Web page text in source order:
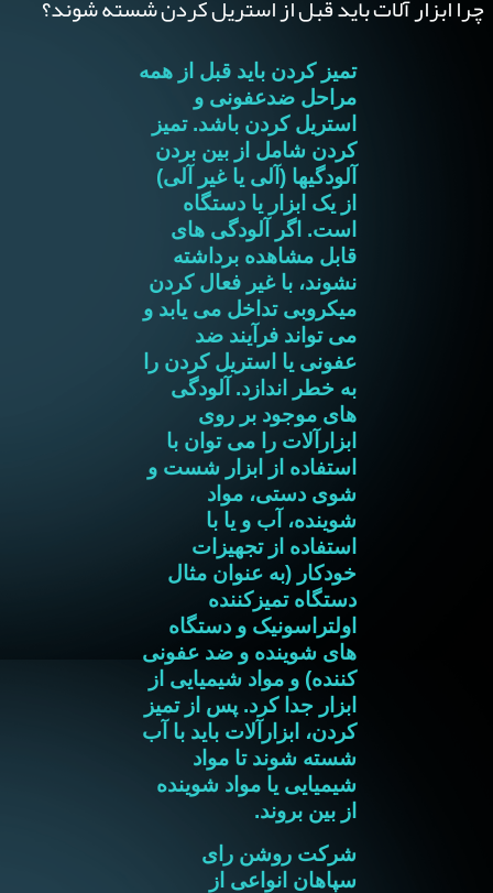
تمیز کردن باید قبل از همه
مراحل ضدعفونی و
استریل کردن باشد. تمیز
کردن شامل از بین بردن
آلودگیها (آلی یا غیر آلی)
از یک ابزار یا دستگاه
است. اگر آلودگی های
قابل مشاهده برداشته
نشوند، با غیر فعال کردن
میکروبی تداخل می یابد و
می تواند فرآیند ضد
عفونی یا استریل کردن را
به خطر اندازد. آلودگی
های موجود بر روی
ابزارآلات را می توان با
استفاده از ابزار شست و
شوی دستی، مواد
شوینده، آب و یا با
استفاده از تجهیزات
خودکار (به عنوان مثال
دستگاه تمیزکننده
اولتراسونیک و دستگاه
های شوینده و ضد عفونی
کننده) و مواد شیمیایی از
ابزار جدا کرد. پس از تمیز
کردن، ابزارآلات باید با آب
شسته شوند تا مواد
شیمیایی یا مواد شوینده
از بین بروند.
شرکت روشن رای
سپاهان انواعی از